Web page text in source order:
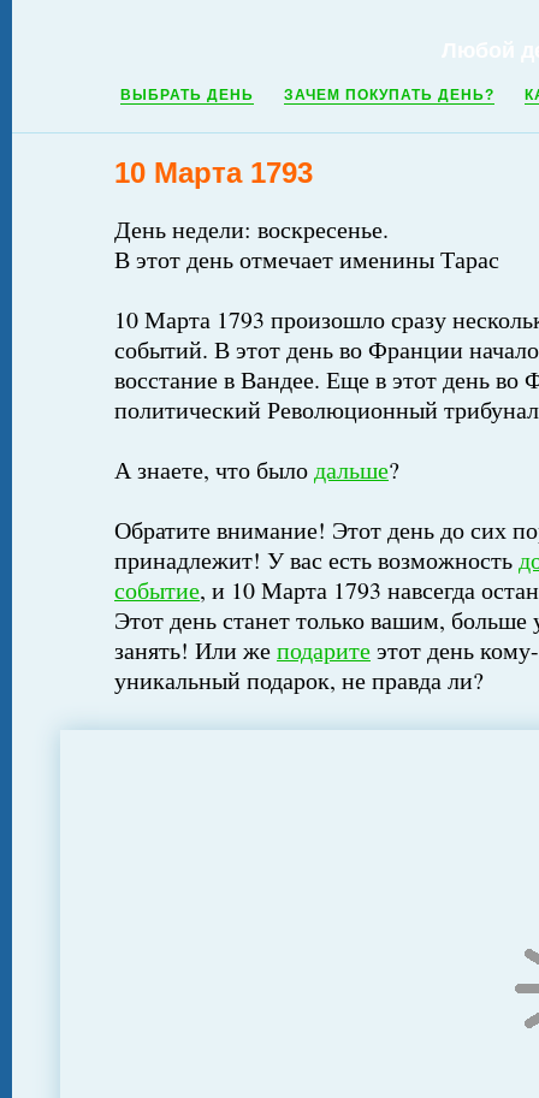
ВЫБРАТЬ ДЕНЬ ЗАЧЕМ ПОКУПАТЬ ДЕНЬ?
10 Марта 1793
День недели: воскресенье.
В этот день отмечает именины Тарас
10 Марта 1793 произошло сразу
событий. В этот день во Франции
восстание в Вандее. Еще в этот день
политический Революционный трибунал
А знаете, что былодальше?
Обратите внимание! Этот день до сих
принадлежит! У вас есть возможность
событие, и 10 Марта 1793 навсегда
Этот день станет только вашим,
занять! Или жеподаритеэтот день
уникальный подарок, не правда ли?